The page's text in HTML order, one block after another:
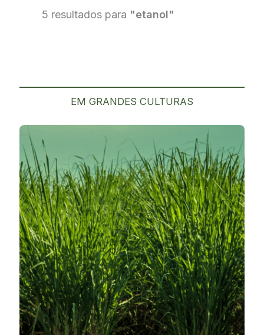
5 resultados para "etanol"
EM GRANDES CULTURAS